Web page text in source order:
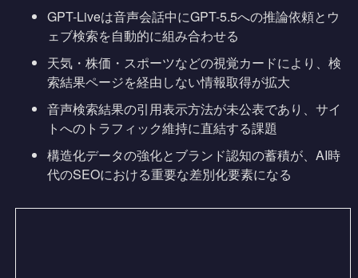
GPT-Liveは音声会話中にGPT-5.5への推論依頼とウ
ェブ検索を自動的に組み合わせる
天気・株価・スポーツなどの視覚カードにより、検
索結果ページを経由しない情報取得が拡大
音声検索結果の引用表示方法が未公表であり、サイ
トへのトラフィック維持に直結する課題
構造化データの強化とブランド認知の蓄積が、AI時
代のSEOにおける重要な差別化要素になる